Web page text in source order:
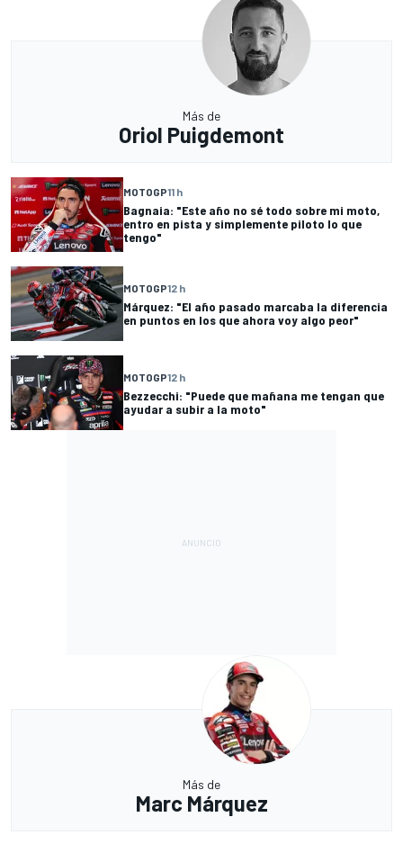
Más de
Oriol Puigdemont
MOTOGP11 h
Bagnaia: "Este año no sé todo sobre mi moto,
entro en pista y simplemente piloto lo que
tengo"
MOTOGP12 h
Márquez: "El año pasado marcaba la diferencia
en puntos en los que ahora voy algo peor"
MOTOGP12 h
Bezzecchi: "Puede que mañana me tengan que
ayudar a subir a la moto"
Más de
Marc Márquez